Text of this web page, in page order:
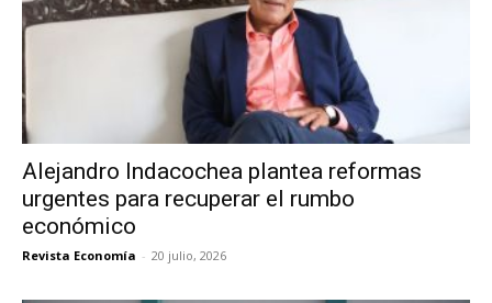
Alejandro Indacochea plantea reformas
urgentes para recuperar el rumbo
económico
Revista Economía - 20 julio, 2026